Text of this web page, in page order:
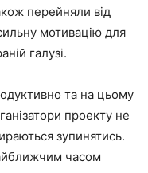
перейняли від
мотивацію для
галузі.
та на цьому
проекту не
зупинятись.
часом